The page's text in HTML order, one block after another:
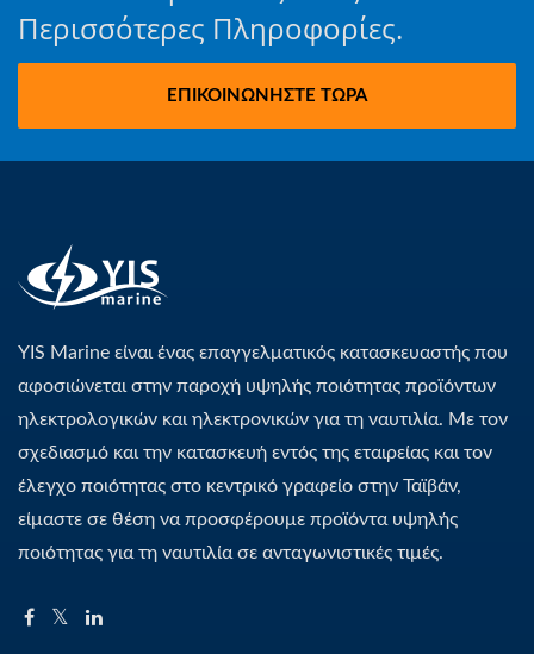
Περισσότερες Πληροφορίες.
ΕΠΙΚΟΙΝΩΝΉΣΤΕ ΤΏΡΑ
YIS Marine είναι ένας επαγγελματικός κατασκευαστής που
αφοσιώνεται στην παροχή υψηλής ποιότητας προϊόντων
ηλεκτρολογικών και ηλεκτρονικών για τη ναυτιλία. Με τον
σχεδιασμό και την κατασκευή εντός της εταιρείας και τον
έλεγχο ποιότητας στο κεντρικό γραφείο στην Ταϊβάν,
είμαστε σε θέση να προσφέρουμε προϊόντα υψηλής
ποιότητας για τη ναυτιλία σε ανταγωνιστικές τιμές.